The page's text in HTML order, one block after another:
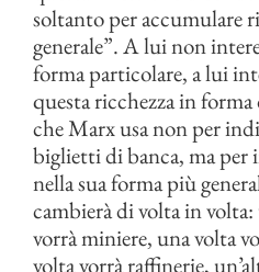
soltanto per accumulare
generale”. A lui non
forma particolare, a lui
questa ricchezza in
che Marx usa non per
biglietti di banca, ma per
nella sua forma più
cambierà di volta in
vorrà miniere, una volta
volta vorrà raffinerie,